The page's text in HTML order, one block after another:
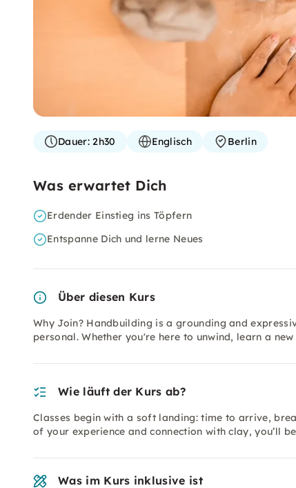
Dauer:2h30 Englisch Berlin
Was erwartet Dich
Erdender Einstieg ins Töpfern
Entspanne Dich und lerne Neues
Über diesen Kurs
Why Join? Handbuilding is a grounding and
personal. Whether you're here to unwind, learn a
Wie läuft der Kurs ab?
Classes begin with a soft landing: time to arrive,
of your experience and connection with clay, you’ll
Was im Kurs inklusive ist